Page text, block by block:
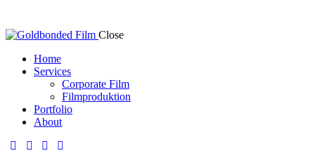
Close
Home
Services
Corporate Film
Filmproduktion
Portfolio
About